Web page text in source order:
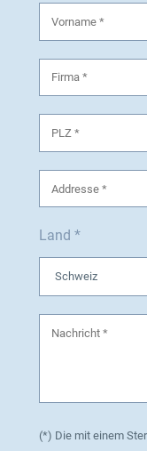
Land *
(*) Die mit einem